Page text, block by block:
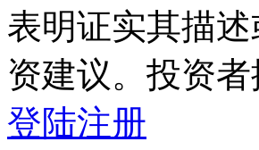
表明证实其描
资建议。投资
登陆注册